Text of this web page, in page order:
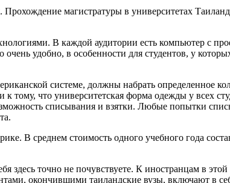
магистратуры в университетах
В каждой аудитории есть компьютер с
удобно, в особенности для студентов, у
системе, должны набрать определенное
тому, что университетская форма одежды у всех
списывания и взятки. Любые попытки
В среднем стоимость одного учебного года
точно не почувствуете. К иностранцам в
окончившими таиландские вузы, включают в